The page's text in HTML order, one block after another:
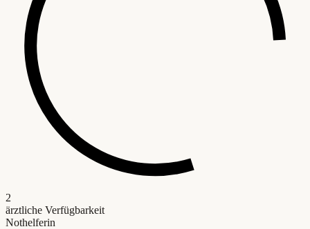
2
ärztliche Verfügbarkeit
Nothelferin